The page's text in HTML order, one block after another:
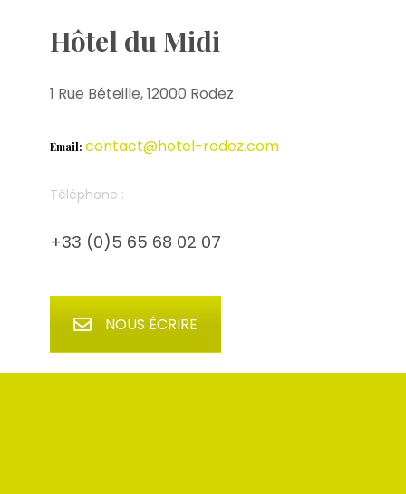
Hôtel du Midi
1 Rue Béteille, 12000 Rodez
Email: contact@hotel-rodez.com
Téléphone :
+33 (0)5 65 68 02 07
NOUS ÉCRIRE